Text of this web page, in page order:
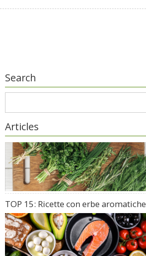
Search
Articles
TOP 15: Ricette con erbe aromatiche